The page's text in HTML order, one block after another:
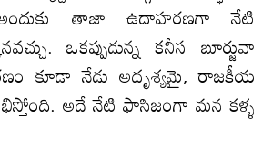
అందుకు తాజా ఉదాహరణగా నేటి
ఒకప్పుడున్న కనీస బూర్జువా
కూడా నేడు అదృశ్యమై, రాజకీయ
అదే నేటి ఫాసిజంగా మన కళ్ళ